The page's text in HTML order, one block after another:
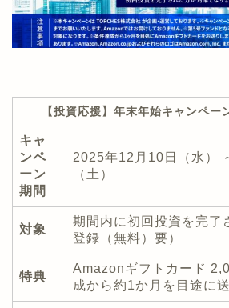
【投資応援】年末年始キャンペー
キャ
ンペ
ーン
期間
2025年12月10日（水）
（土）
対象
期間内に初回投資を完了
登録（無料）要）
特典
Amazonギフトカード
成から約1か月を目途に送